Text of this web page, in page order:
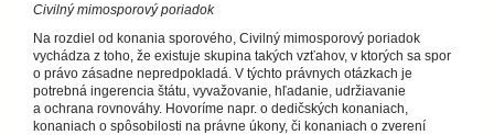
Civilný mimosporový poriadok
Na rozdiel od konania sporového, Civilný mimosporový poriadok
vychádza z toho, že existuje skupina takých vzťahov, v ktorých sa spor
o právo zásadne nepredpokladá. V týchto právnych otázkach je
potrebná ingerencia štátu, vyvažovanie, hľadanie, udržiavanie
a ochrana rovnováhy. Hovoríme napr. o dedičských konaniach,
konaniach o spôsobilosti na právne úkony, či konaniach o zverení